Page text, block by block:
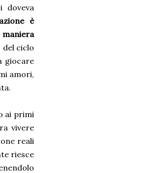
doveva
è
ciclo
giocare
amori,
ai primi
vivere
reali
riesce